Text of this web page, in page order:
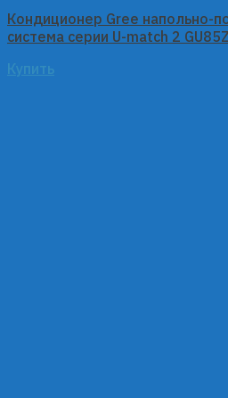
Кондиционер Gree напольно-
система серии U-match 2
Купить